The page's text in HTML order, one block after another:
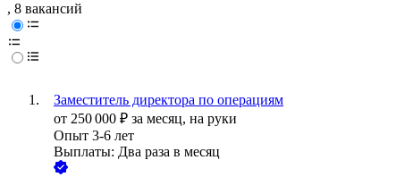
, 8 вакансий
Заместитель директора по операциям
от 250 000 ₽ за месяц, на руки
Опыт 3-6 лет
Выплаты: Два раза в месяц